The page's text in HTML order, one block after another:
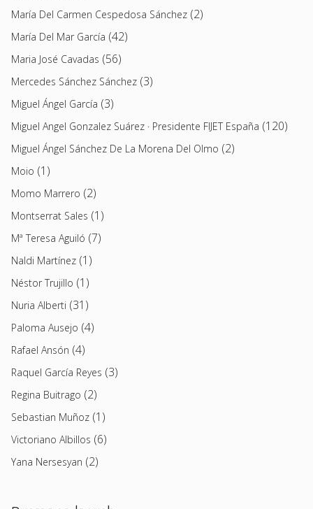
María Del Carmen Cespedosa Sánchez (2)
María Del Mar García (42)
Maria José Cavadas (56)
Mercedes Sánchez Sánchez (3)
Miguel Ángel García (3)
Miguel Angel Gonzalez Suárez · Presidente FIJET España (120)
Miguel Ángel Sánchez De La Morena Del Olmo (2)
Moio (1)
Momo Marrero (2)
Montserrat Sales (1)
Mª Teresa Aguiló (7)
Naldi Martínez (1)
Néstor Trujillo (1)
Nuria Alberti (31)
Paloma Ausejo (4)
Rafael Ansón (4)
Raquel García Reyes (3)
Regina Buitrago (2)
Sebastian Muñoz (1)
Victoriano Albillos (6)
Yana Nersesyan (2)